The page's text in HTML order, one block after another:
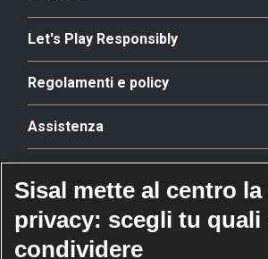
Let's Play Responsibly
Regolamenti e policy
Assistenza
Riconoscimenti
Sisal mette al centro la
privacy: scegli tu quali
condividere